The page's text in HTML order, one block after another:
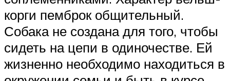
корги пемброк общительный.
Собака не создана для того, чтобы
сидеть на цепи в одиночестве. Ей
жизненно необходимо находиться в